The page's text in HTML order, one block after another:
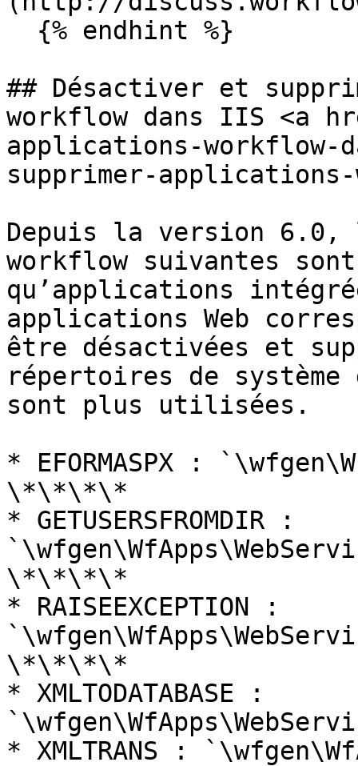
## Désactiver et
workflow dans IIS <a
applications-
supprimer-
Depuis la version 6.0,
workflow suivantes
qu’applications
applications Web
être désactivées et
répertoires de
sont plus utilisées.
* EFORMASPX :
\*\*\*\*
* GETUSERSFROMDIR :
\*\*\*\*
* RAISEEXCEPTION :
\*\*\*\*
* XMLTODATABASE :
* XMLTRANS :